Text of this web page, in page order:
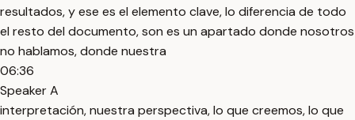
resultados, y ese es el elemento clave, lo diferencia de todo
el resto del documento, son es un apartado donde nosotros
no hablamos, donde nuestra
06:36
Speaker A
interpretación, nuestra perspectiva, lo que creemos, lo que